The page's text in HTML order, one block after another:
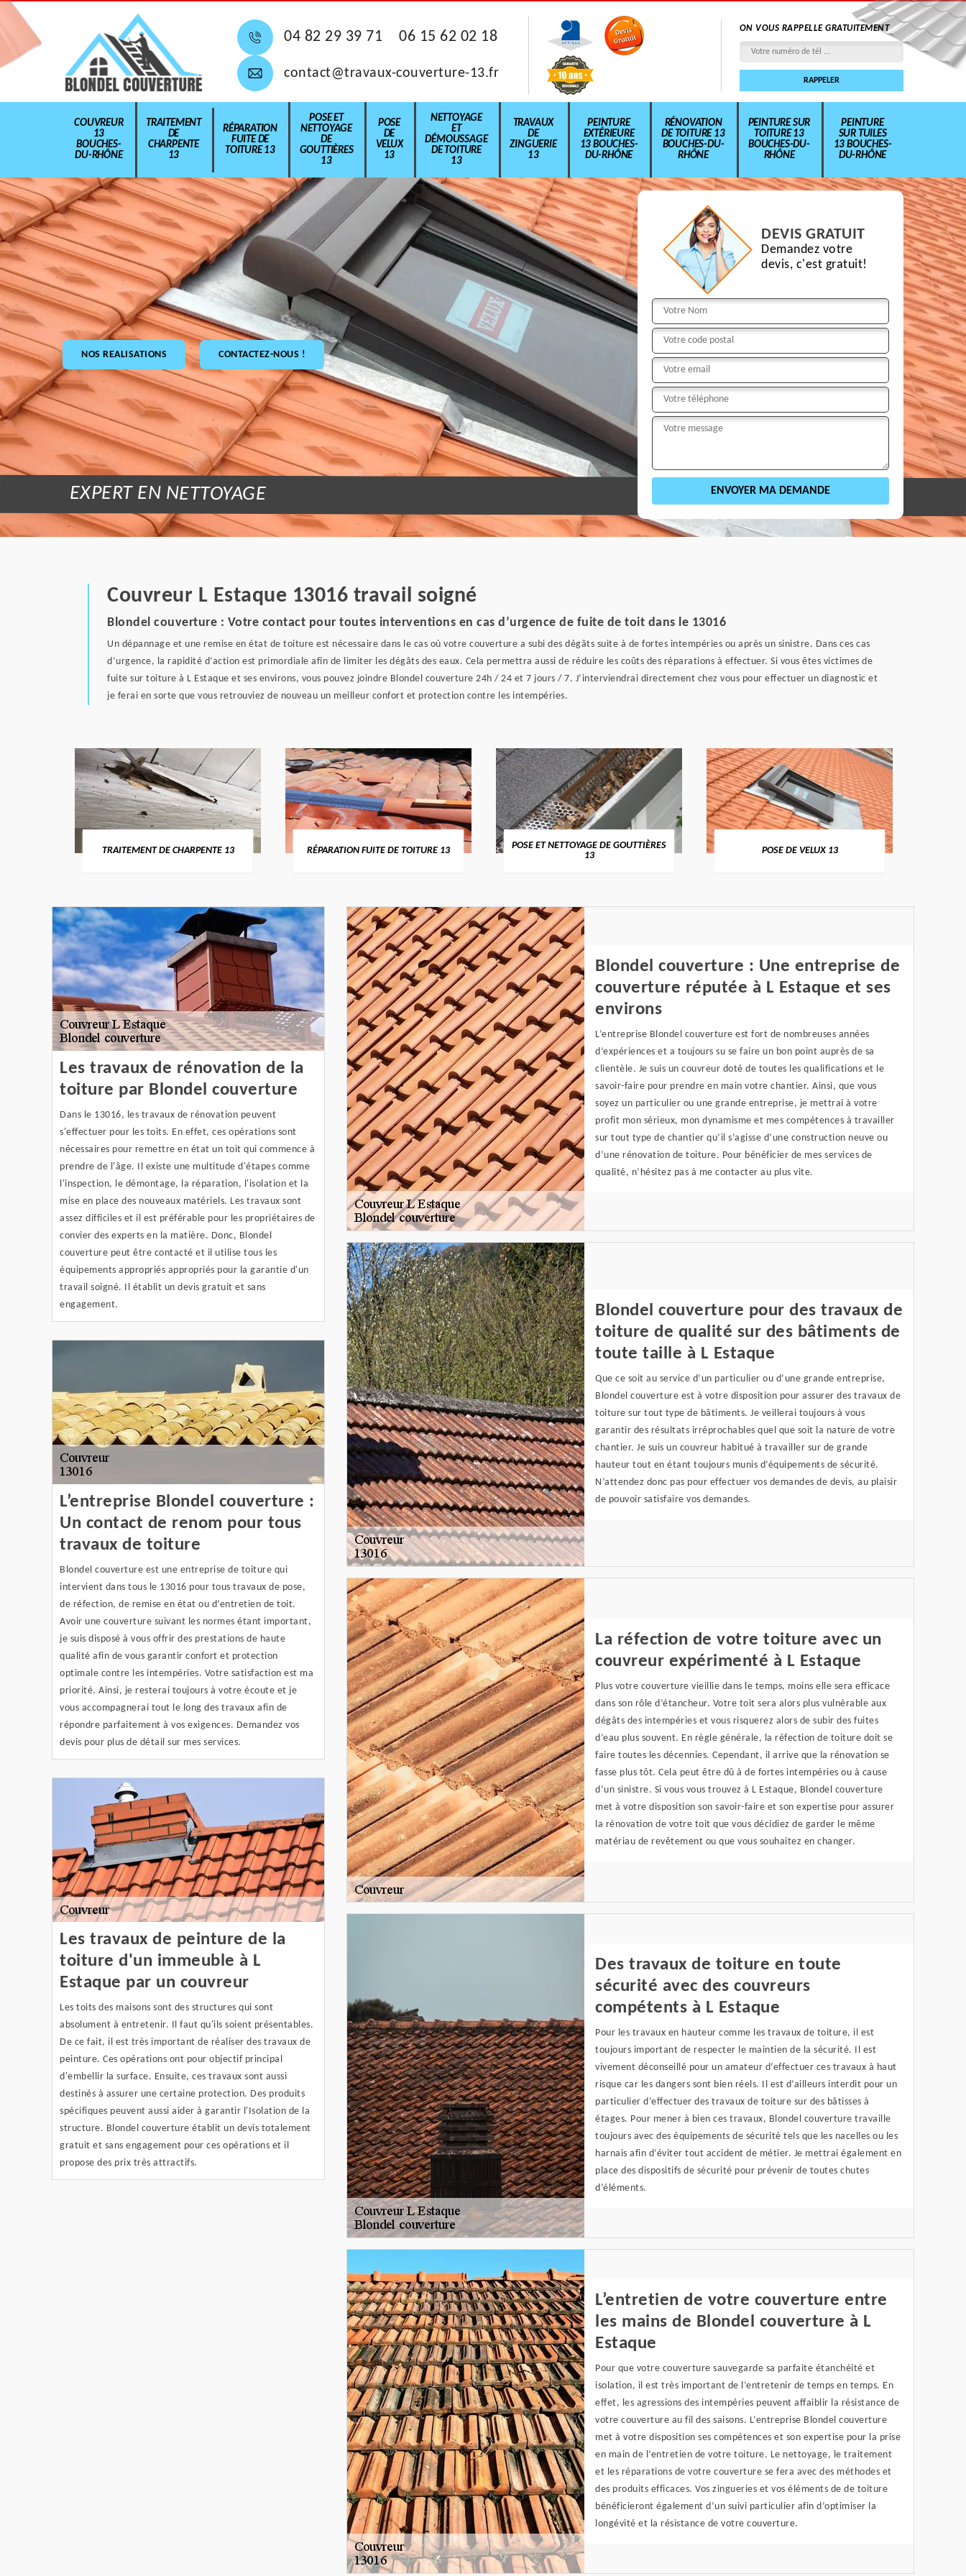
04 82 29 39 71 06 15 62 02 18
contact@travaux-couverture-13.fr
ON VOUS RAPPELLE GRATUITEMENT
COUVREUR
13
BOUCHES-
DU-RHÔNE
TRAITEMENT
DE
CHARPENTE
13
RÉPARATION
FUITE DE
TOITURE 13
POSE ET
NETTOYAGE
DE
GOUTTIÈRES
13
POSE
DE
VELUX
13
NETTOYAGE
ET
DÉMOUSSAGE
DE TOITURE
13
TRAVAUX
DE
ZINGUERIE
13
PEINTURE
EXTÉRIEURE
13 BOUCHES-
DU-RHÔNE
RÉNOVATION
DE TOITURE 13
BOUCHES-DU-
RHÔNE
PEINTURE SUR
TOITURE 13
BOUCHES-DU-
RHÔNE
PEINTURE
SUR TUILES
13 BOUCHES-
DU-RHÔNE
NOS REALISATIONS CONTACTEZ-NOUS !
DEVIS GRATUIT
Demandez votre
devis, c'est gratuit!
EXPERT EN NETTOYAGE
Couvreur L Estaque 13016 travail soigné
Blondel couverture : Votre contact pour toutes interventions en cas d’urgence de fuite de toit dans le 13016
Un dépannage et une remise en état de toiture est nécessaire dans le cas où votre couverture a subi des dégâts suite à de fortes intempéries ou après un sinistre. Dans ces cas
d’urgence, la rapidité d’action est primordiale afin de limiter les dégâts des eaux. Cela permettra aussi de réduire les coûts des réparations à effectuer. Si vous êtes victimes de
fuite sur toiture à L Estaque et ses environs, vous pouvez joindre Blondel couverture 24h / 24 et 7 jours / 7. J’interviendrai directement chez vous pour effectuer un diagnostic et
je ferai en sorte que vous retrouviez de nouveau un meilleur confort et protection contre les intempéries.
TRAITEMENT DE CHARPENTE 13 RÉPARATION FUITE DE TOITURE 13
POSE ET NETTOYAGE DE GOUTTIÈRES
13
POSE DE VELUX 13
Les travaux de rénovation de la
toiture par Blondel couverture
Dans le 13016, les travaux de rénovation peuvent
s'effectuer pour les toits. En effet, ces opérations sont
nécessaires pour remettre en état un toit qui commence à
prendre de l'âge. Il existe une multitude d'étapes comme
l'inspection, le démontage, la réparation, l'isolation et la
mise en place des nouveaux matériels. Les travaux sont
assez difficiles et il est préférable pour les propriétaires de
convier des experts en la matière. Donc, Blondel
couverture peut être contacté et il utilise tous les
équipements appropriés appropriés pour la garantie d'un
travail soigné. Il établit un devis gratuit et sans
engagement.
L’entreprise Blondel couverture :
Un contact de renom pour tous
travaux de toiture
Blondel couverture est une entreprise de toiture qui
intervient dans tous le 13016 pour tous travaux de pose,
de réfection, de remise en état ou d’entretien de toit.
Avoir une couverture suivant les normes étant important,
je suis disposé à vous offrir des prestations de haute
qualité afin de vous garantir confort et protection
optimale contre les intempéries. Votre satisfaction est ma
priorité. Ainsi, je resterai toujours à votre écoute et je
vous accompagnerai tout le long des travaux afin de
répondre parfaitement à vos exigences. Demandez vos
devis pour plus de détail sur mes services.
Les travaux de peinture de la
toiture d'un immeuble à L
Estaque par un couvreur
Les toits des maisons sont des structures qui sont
absolument à entretenir. Il faut qu'ils soient présentables.
De ce fait, il est très important de réaliser des travaux de
peinture. Ces opérations ont pour objectif principal
d'embellir la surface. Ensuite, ces travaux sont aussi
destinés à assurer une certaine protection. Des produits
spécifiques peuvent aussi aider à garantir l'Isolation de la
structure. Blondel couverture établit un devis totalement
gratuit et sans engagement pour ces opérations et il
propose des prix très attractifs.
Blondel couverture : Une entreprise de
couverture réputée à L Estaque et ses
environs
L’entreprise Blondel couverture est fort de nombreuses années
d’expériences et a toujours su se faire un bon point auprès de sa
clientèle. Je suis un couvreur doté de toutes les qualifications et le
savoir-faire pour prendre en main votre chantier. Ainsi, que vous
soyez un particulier ou une grande entreprise, je mettrai à votre
profit mon sérieux, mon dynamisme et mes compétences à travailler
sur tout type de chantier qu’il s’agisse d’une construction neuve ou
d’une rénovation de toiture. Pour bénéficier de mes services de
qualité, n’hésitez pas à me contacter au plus vite.
Blondel couverture pour des travaux de
toiture de qualité sur des bâtiments de
toute taille à L Estaque
Que ce soit au service d’un particulier ou d’une grande entreprise,
Blondel couverture est à votre disposition pour assurer des travaux de
toiture sur tout type de bâtiments. Je veillerai toujours à vous
garantir des résultats irréprochables quel que soit la nature de votre
chantier. Je suis un couvreur habitué à travailler sur de grande
hauteur tout en étant toujours munis d’équipements de sécurité.
N’attendez donc pas pour effectuer vos demandes de devis, au plaisir
de pouvoir satisfaire vos demandes.
La réfection de votre toiture avec un
couvreur expérimenté à L Estaque
Plus votre couverture vieillie dans le temps, moins elle sera efficace
dans son rôle d’étancheur. Votre toit sera alors plus vulnérable aux
dégâts des intempéries et vous risquerez alors de subir des fuites
d’eau plus souvent. En règle générale, la réfection de toiture doit se
faire toutes les décennies. Cependant, il arrive que la rénovation se
fasse plus tôt. Cela peut être dû à de fortes intempéries ou à cause
d’un sinistre. Si vous vous trouvez à L Estaque, Blondel couverture
met à votre disposition son savoir-faire et son expertise pour assurer
la rénovation de votre toit que vous décidiez de garder le même
matériau de revêtement ou que vous souhaitez en changer.
Des travaux de toiture en toute
sécurité avec des couvreurs
compétents à L Estaque
Pour les travaux en hauteur comme les travaux de toiture, il est
toujours important de respecter le maintien de la sécurité. Il est
vivement déconseillé pour un amateur d’effectuer ces travaux à haut
risque car les dangers sont bien réels. Il est d’ailleurs interdit pour un
particulier d’effectuer des travaux de toiture sur des bâtisses à
étages. Pour mener à bien ces travaux, Blondel couverture travaille
toujours avec des équipements de sécurité tels que les nacelles ou les
harnais afin d’éviter tout accident de métier. Je mettrai également en
place des dispositifs de sécurité pour prévenir de toutes chutes
d’éléments.
L’entretien de votre couverture entre
les mains de Blondel couverture à L
Estaque
Pour que votre couverture sauvegarde sa parfaite étanchéité et
isolation, il est très important de l’entretenir de temps en temps. En
effet, les agressions des intempéries peuvent affaiblir la résistance de
votre couverture au fil des saisons. L’entreprise Blondel couverture
met à votre disposition ses compétences et son expertise pour la prise
en main de l’entretien de votre toiture. Le nettoyage, le traitement
et les réparations de votre couverture se fera avec des méthodes et
des produits efficaces. Vos zingueries et vos éléments de de toiture
bénéficieront également d’un suivi particulier afin d’optimiser la
longévité et la résistance de votre couverture.